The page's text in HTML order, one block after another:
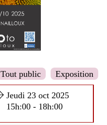
Tout public Exposition
Jeudi 23 oct 2025
15h:00 - 18h:00